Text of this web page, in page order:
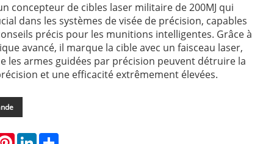
concepteur de cibles laser militaire de 200MJ qui
dans les systèmes de visée de précision, capables
précis pour les munitions intelligentes. Grâce à
avancé, il marque la cible avec un faisceau laser,
les armes guidées par précision peuvent détruire la
et une efficacité extrêmement élevées.
PinterestLinkedIn